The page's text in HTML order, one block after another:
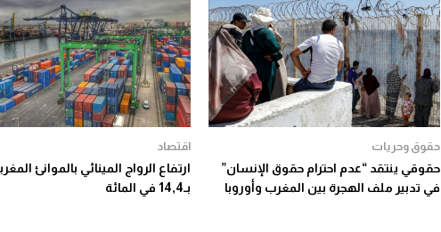
حقوق وحريات
حقوقي ينتقد “عدم احترام حقوق الإنسان”
في تدبير ملف الهجرة بين المغرب وأوروبا
اقتصاد
ارتفاع الرواج المينائي بالموانئ
بـ14,4 في المائة